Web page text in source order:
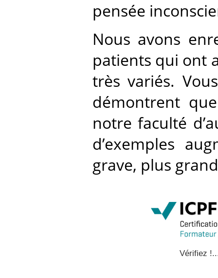
pensée
Nous avons
patients qui ont
très variés.
démontrent
notre faculté
d’exemples
grave, plus
Vérifiez